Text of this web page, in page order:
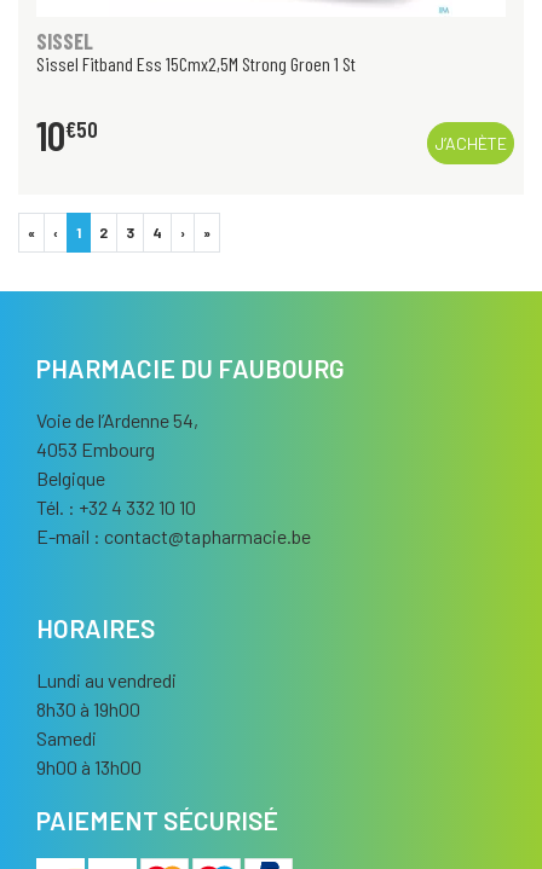
SISSEL
Sissel Fitband Ess 15Cmx2,5M Strong Groen 1 St
10€50
J’ACHÈTE
« ‹ 1 2 3 4 › »
PHARMACIE DU FAUBOURG
Voie de l’Ardenne 54,
4053 Embourg
Belgique
Tél. : +32 4 332 10 10
E-mail : contact@tapharmacie.be
HORAIRES
Lundi au vendredi
8h30 à 19h00
Samedi
9h00 à 13h00
PAIEMENT SÉCURISÉ